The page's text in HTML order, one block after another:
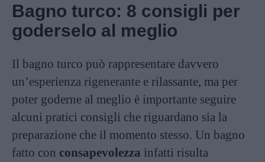
Bagno turco: 8 consigli per
goderselo al meglio
Il bagno turco può rappresentare davvero
un’esperienza rigenerante e rilassante, ma per
poter goderne al meglio è importante seguire
alcuni pratici consigli che riguardano sia la
preparazione che il momento stesso. Un bagno
fatto con consapevolezza infatti risulta